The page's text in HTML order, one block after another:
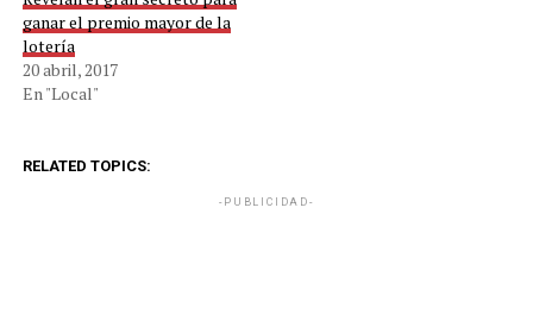
ganar el premio mayor de la
lotería
20 abril, 2017
En "Local"
RELATED TOPICS:
-PUBLICIDAD-